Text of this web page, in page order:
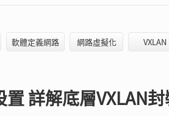
軟體定義網路 網路虛擬化 VXLAN
詳解底層VXLAN